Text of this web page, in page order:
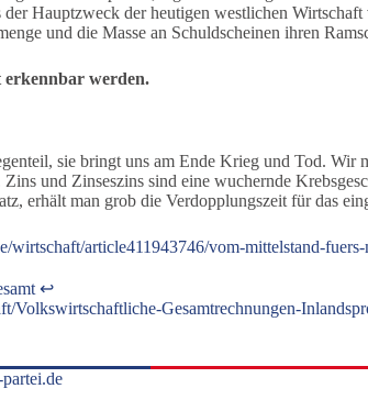
Hauptzweck der heutigen westlichen
und die Masse an Schuldscheinen ihren
werden.
sie bringt uns am Ende Krieg und Tod. Wir
Zins und Zinseszins sind eine wuchernde
erhält man grob die Verdopplungszeit für das
wirtschaft/article411943746/vom-mittelstand-
↩︎
Volkswirtschaftliche-Gesamtrechnungen-